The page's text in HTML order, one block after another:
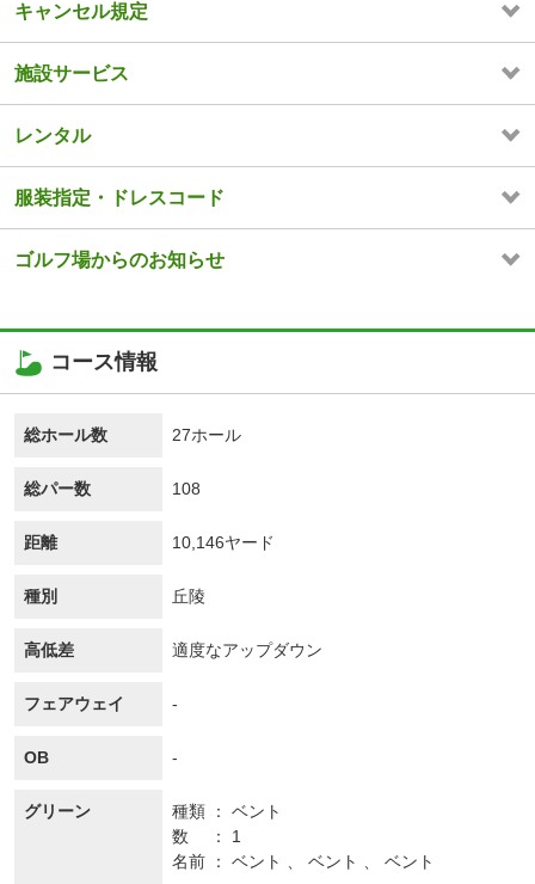
キャンセル規定
施設サービス
レンタル
服装指定・ドレスコード
ゴルフ場からのお知らせ
コース情報
総ホール数 27ホール
総パー数 108
距離 10,146ヤード
種別 丘陵
高低差 適度なアップダウン
フェアウェイ -
OB -
グリーン 種類
ベント
数
1
名前
ベント 、 ベント 、 ベント